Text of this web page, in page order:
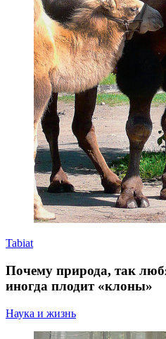
Tabiat
Почему природа, так
иногда плодит «клоны»
Наука и жизнь